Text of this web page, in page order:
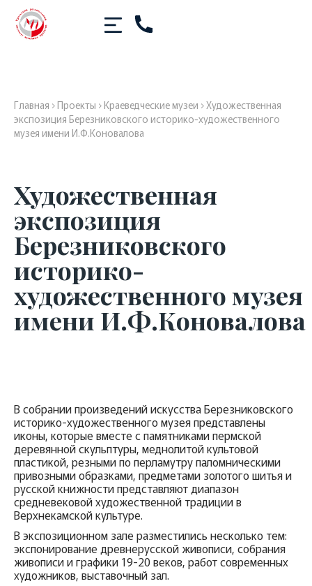
Главная ›Проекты ›Краеведческие музеи ›Художественная
экспозиция Березниковского историко-художественного
музея имени И.Ф.Коновалова
Художественная
экспозиция
Березниковского
историко-
художественного музея
имени И.Ф.Коновалова
В собрании произведений искусства Березниковского
историко-художественного музея представлены
иконы, которые вместе с памятниками пермской
деревянной скульптуры, меднолитой культовой
пластикой, резными по перламутру паломническими
привозными образками, предметами золотого шитья и
русской книжности представляют диапазон
средневековой художественной традиции в
Верхнекамской культуре.
В экспозиционном зале разместились несколько тем:
экспонирование древнерусской живописи, собрания
живописи и графики 19-20 веков, работ современных
художников, выставочный зал.